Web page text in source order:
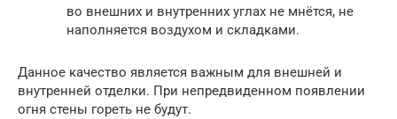
во внешних и внутренних углах не мнётся, не
наполняется воздухом и складками.
Данное качество является важным для внешней и
внутренней отделки. При непредвиденном появлении
огня стены гореть не будут.